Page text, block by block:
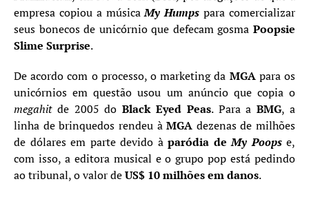
empresa copiou a músicaMy Humps para comercializar
seus bonecos de unicórnio que defecam gosma Poopsie
Slime Surprise.
De acordo com o processo, o marketing da MGApara os
unicórnios em questão usou um anúncio que copia o
megahitde 2005 doBlack Eyed Peas. Para aBMG, a
linha de brinquedos rendeu àMGA dezenas de milhões
de dólares em parte devido à paródia deMy Poopse,
com isso, a editora musical e o grupo pop está pedindo
ao tribunal, o valor deUS$ 10 milhões em danos.